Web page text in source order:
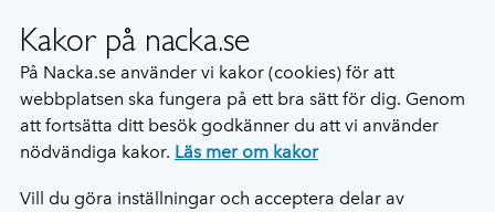
Kakor på nacka.se
På Nacka.se använder vi kakor (cookies) för att
webbplatsen ska fungera på ett bra sätt för dig. Genom
att fortsätta ditt besök godkänner du att vi använder
nödvändiga kakor. Läs mer om kakor
Vill du göra inställningar och acceptera delar av